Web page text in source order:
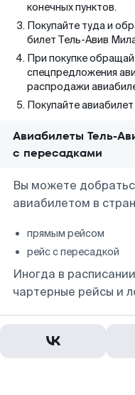
конечных пунктов.
Покупайте туда и
билет Тель-Авив
При покупке
спецпредложения
распродажи
Покупайте
Авиабилеты Тель-
с пересадками
Вы можете
авиабилетом в
прямым рейсом
рейс с пересадкой
Иногда в
чартерные рейсы и